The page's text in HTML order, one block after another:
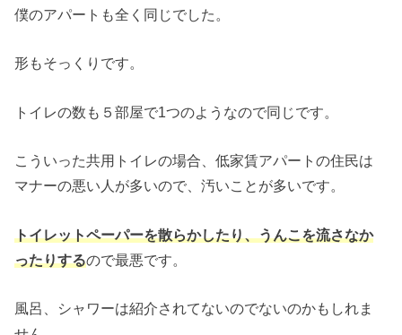
僕のアパートも全く同じでした。
形もそっくりです。
トイレの数も５部屋で1つのようなので同じです。
こういった共用トイレの場合、低家賃アパートの住民は
マナーの悪い人が多いので、汚いことが多いです。
トイレットペーパーを散らかしたり、うんこを流さなか
ったりするので最悪です。
風呂、シャワーは紹介されてないのでないのかもしれま